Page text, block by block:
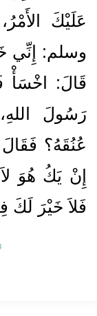
عَلَيْكَ
وسلم‏:‏ إِنِّي
قَالَ‏:‏ اخْسَأْ
رَسُولَ
عُنُقَهُ‏؟‏
إِنْ يَكُ هُوَ
فَلاَ خَيْرَ لَكَ